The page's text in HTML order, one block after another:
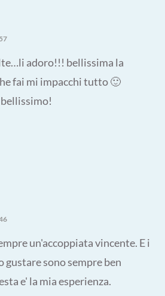
adoro!!! bellissima la
fai mi impacchi tutto 🙂
un'accoppiata vincente. E i
gustare sono sempre ben
e' la mia esperienza.